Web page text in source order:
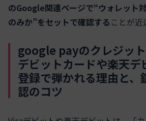
のGoogle関連ページで“ウォレット
のみか”をセットで確認する ことが近
google payのクレジッ
デビットカードや楽天デ
登録で弾かれる理由と、
認のコツ